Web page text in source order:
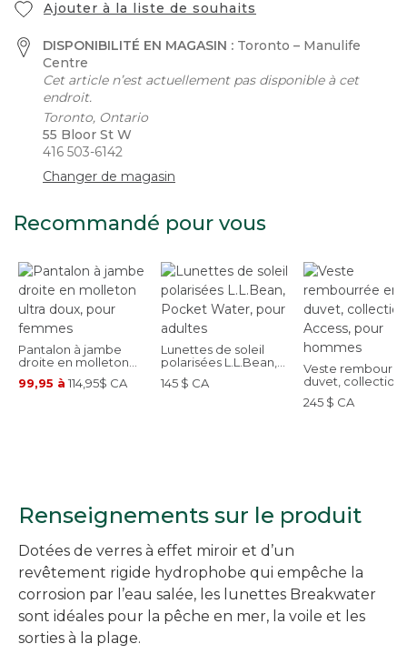
Ajouter à la liste de souhaits
DISPONIBILITÉ EN MAGASIN : Toronto – Manulife
Centre
Cet article n’est actuellement pas disponible à cet
endroit.
Toronto, Ontario
55 Bloor St W
416 503-6142
Changer de magasin
Recommandé pour vous
Pantalon à jambe
droite en molleton
ultra doux, pour
femmes
99,95 à 114,95$ CA
Lunettes de soleil
polarisées L.L.Bean,
Pocket Water, pour
adultes
145 $ CA
Veste
duvet, collection
Access, pour
hommes
245 $ CA
Renseignements sur le produit
Dotées de verres à effet miroir et d’un
revêtement rigide hydrophobe qui empêche la
corrosion par l’eau salée, les lunettes Breakwater
sont idéales pour la pêche en mer, la voile et les
sorties à la plage.